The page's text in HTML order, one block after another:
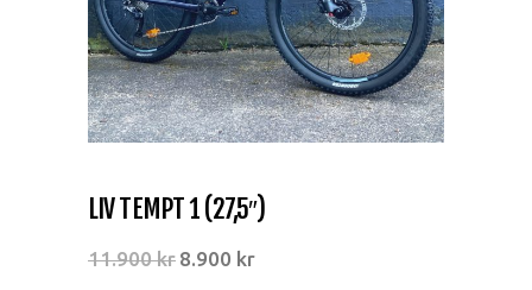
LIV TEMPT 1 (27,5″)
11.900kr 8.900 kr